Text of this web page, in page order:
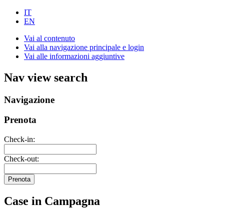
IT
EN
Vai al contenuto
Vai alla navigazione principale e login
Vai alle informazioni aggiuntive
Nav view search
Navigazione
Prenota
Check-in:
Check-out:
Prenota
Case in Campagna